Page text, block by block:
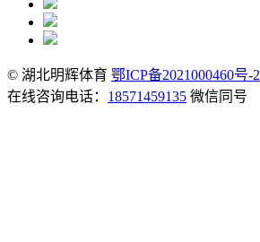
© 湖北明辉体育 鄂ICP备2021000460号-2
在线咨询电话： 18571459135 微信同号